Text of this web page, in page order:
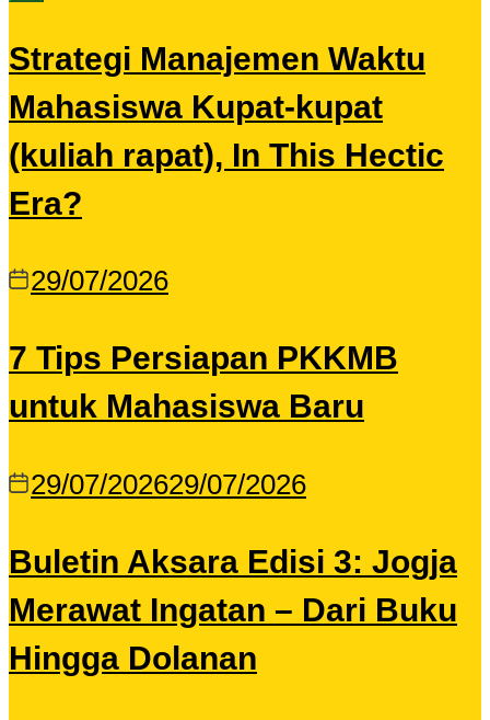
Strategi Manajemen Waktu
Mahasiswa Kupat-kupat
(kuliah rapat), In This Hectic
Era?
29/07/2026
7 Tips Persiapan PKKMB
untuk Mahasiswa Baru
29/07/202629/07/2026
Buletin Aksara Edisi 3: Jogja
Merawat Ingatan – Dari Buku
Hingga Dolanan